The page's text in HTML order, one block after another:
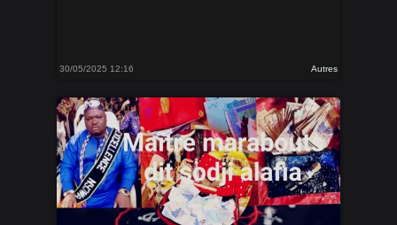
30/05/2025 12:16 Autres